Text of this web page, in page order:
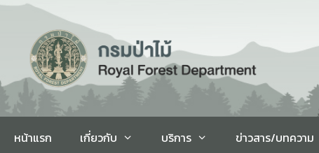
หน้าแรก เกี่ยวกับ บริการ ข่าวสาร/บทความ